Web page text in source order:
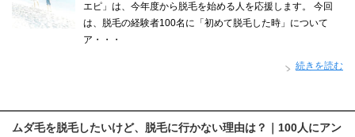
エピ」は、今年度から脱毛を始める人を応援します。 今回
は、脱毛の経験者100名に「初めて脱毛した時」について
ア・・・
続きを読む
ムダ毛を脱毛したいけど、脱毛に行かない理由は？｜100人にアン